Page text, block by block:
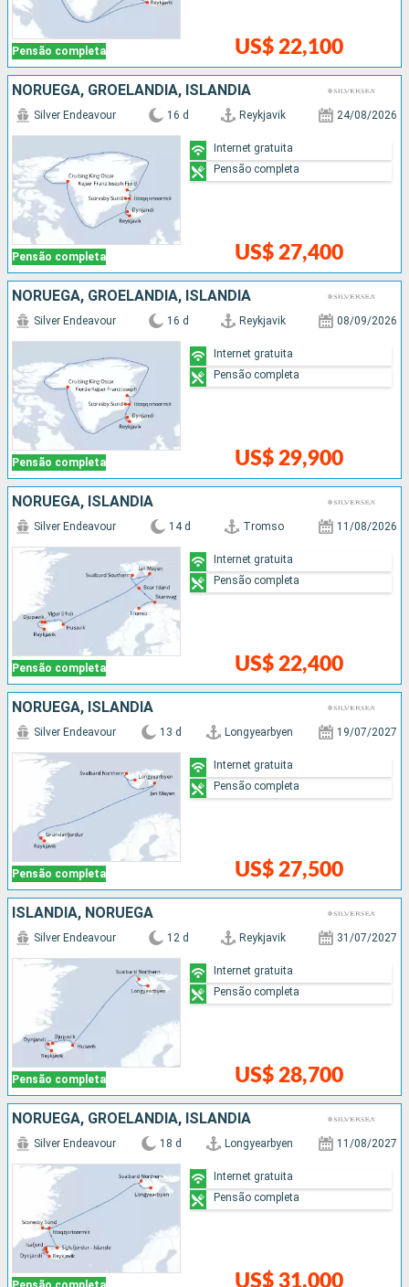
Pensão completa US$ 22,100
NORUEGA, GROELÂNDIA, ISLÂNDIA
Pensão completa
Silver Endeavour 16 d Reykjavik 24/08/2026
US$ 27,400
Internet gratuita
Pensão completa
NORUEGA, GROELÂNDIA, ISLÂNDIA
Pensão completa
Silver Endeavour 16 d Reykjavik 08/09/2026
US$ 29,900
Internet gratuita
Pensão completa
NORUEGA, ISLÂNDIA
Pensão completa
Silver Endeavour 14 d Tromso 11/08/2026
US$ 22,400
Internet gratuita
Pensão completa
NORUEGA, ISLÂNDIA
Pensão completa
Silver Endeavour 13 d Longyearbyen 19/07/2027
US$ 27,500
Internet gratuita
Pensão completa
ISLÂNDIA, NORUEGA
Pensão completa
Silver Endeavour 12 d Reykjavik 31/07/2027
US$ 28,700
Internet gratuita
Pensão completa
NORUEGA, GROELÂNDIA, ISLÂNDIA
Silver Endeavour 18 d Longyearbyen 11/08/2027
US$ 31,000
Internet gratuita
Pensão completa